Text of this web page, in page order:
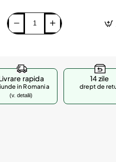
rapida
in Romania
(v. detalii)
14 zile
drept de